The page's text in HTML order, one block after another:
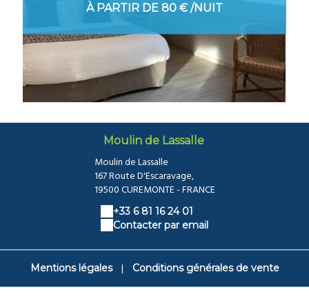
À PARTIR DE 80 €/NUIT
Moulin de Lassalle
Moulin de Lassalle
167 Route D'Escaravage,
19500 CUREMONTE - FRANCE
+33 6 81 16 24 01
Contacter par email
Mentions légales | Conditions générales de vente